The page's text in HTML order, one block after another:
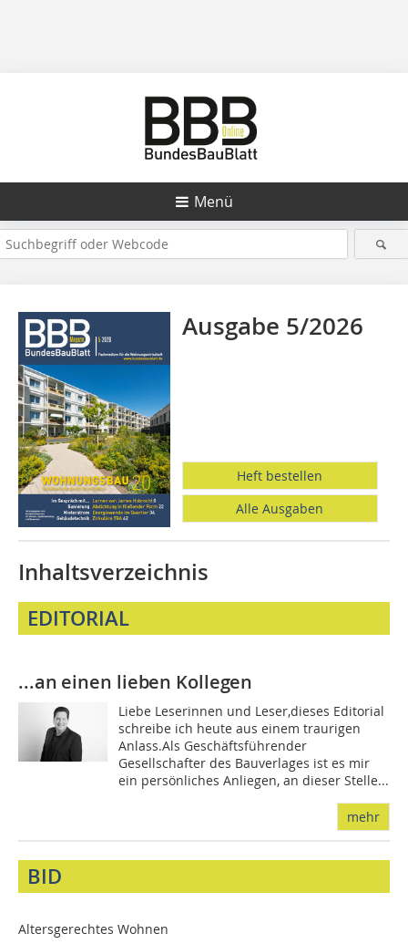
Menü
Ausgabe 5/2026
Heft bestellen
Alle Ausgaben
Inhaltsverzeichnis
EDITORIAL
...an einen lieben Kollegen
Liebe Leserinnen und Leser,dieses Editorial
schreibe ich heute aus einem traurigen
Anlass.Als Geschäftsführender
Gesellschafter des Bauverlages ist es mir
ein persönliches Anliegen, an dieser Stelle...
mehr
BID
Altersgerechtes Wohnen